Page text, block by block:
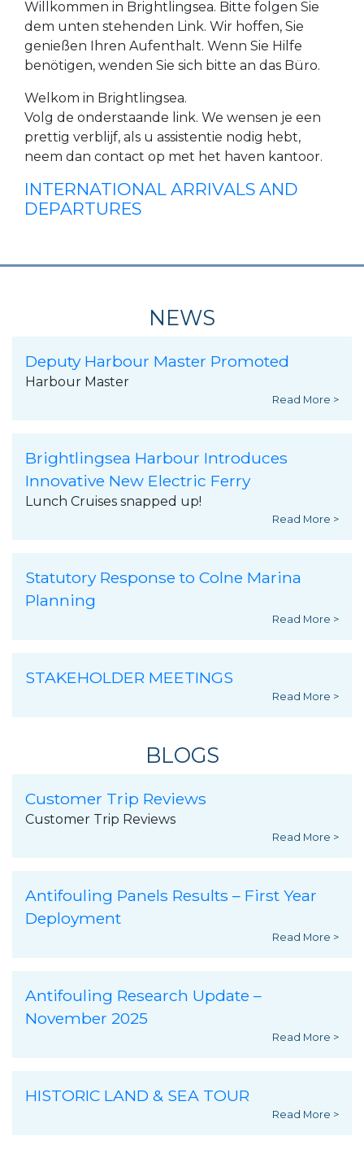
Willkommen in Brightlingsea. Bitte folgen Sie
dem unten stehenden Link. Wir hoffen, Sie
genießen Ihren Aufenthalt. Wenn Sie Hilfe
benötigen, wenden Sie sich bitte an das Büro.
Welkom in Brightlingsea.
Volg de onderstaande link. We wensen je een
prettig verblijf, als u assistentie nodig hebt,
neem dan contact op met het haven kantoor.
INTERNATIONAL ARRIVALS AND
DEPARTURES
NEWS
Deputy Harbour Master Promoted
Harbour Master
Read More >
Brightlingsea Harbour Introduces
Innovative New Electric Ferry
Lunch Cruises snapped up!
Read More >
Statutory Response to Colne Marina
Planning
Read More >
STAKEHOLDER MEETINGS
Read More >
BLOGS
Customer Trip Reviews
Customer Trip Reviews
Read More >
Antifouling Panels Results – First Year
Deployment
Read More >
Antifouling Research Update –
November 2025
Read More >
HISTORIC LAND & SEA TOUR
Read More >